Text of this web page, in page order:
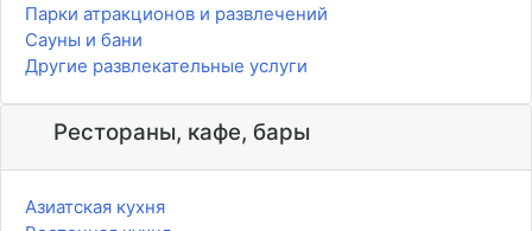
Парки атракционов и развлечений
Сауны и бани
Другие развлекательные услуги
Рестораны, кафе, бары
Азиатская кухня